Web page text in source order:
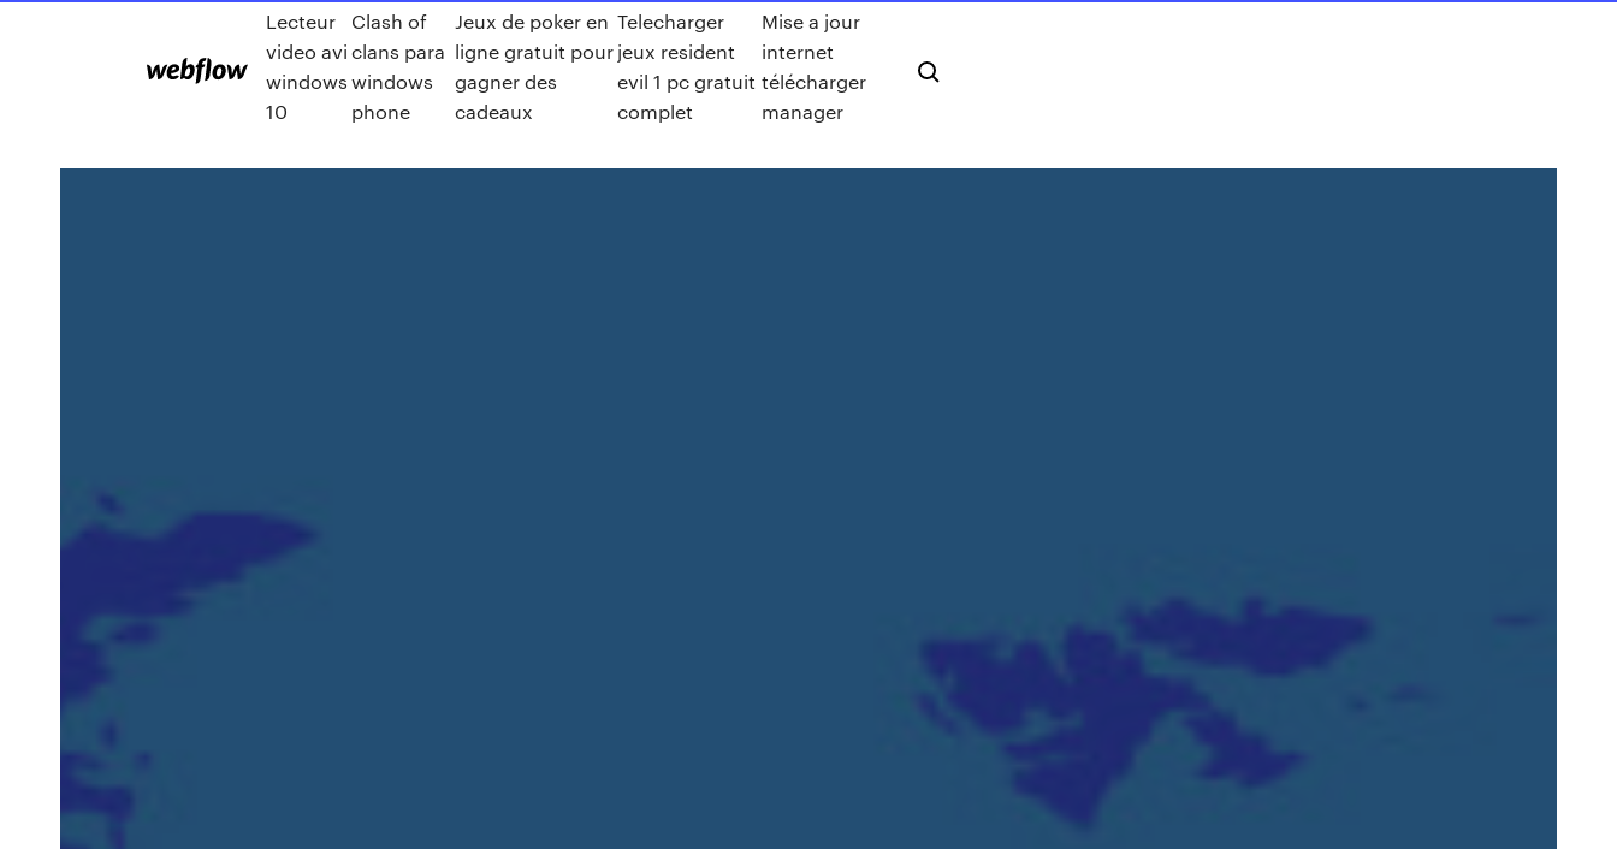
Lecteur
video avi
windows
10
Clash of
clans para
windows
phone
Jeux de poker en
ligne gratuit pour
gagner des
cadeaux
Telecharger
jeux resident
evil 1 pc gratuit
complet
Mise a jour
internet
télécharger
manager